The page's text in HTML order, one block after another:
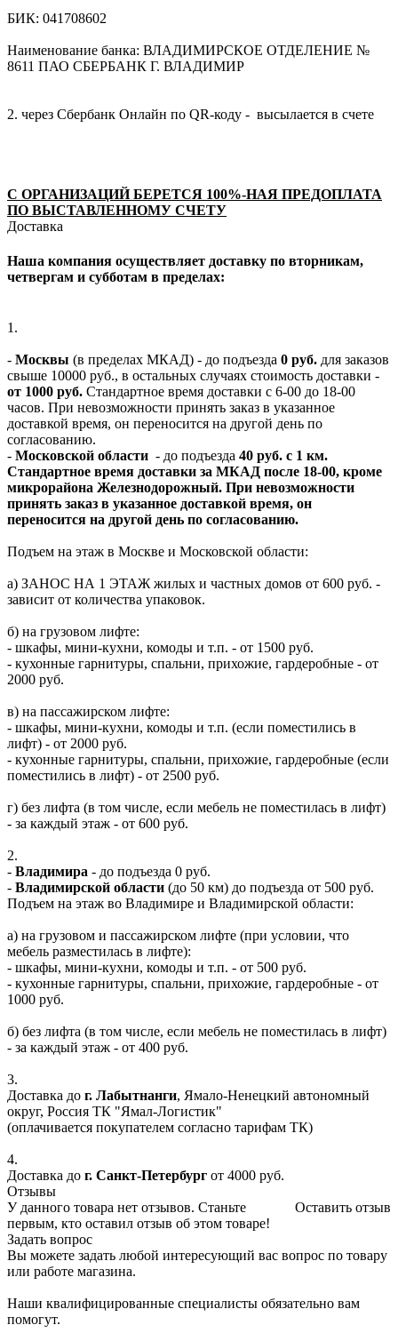
БИК: 041708602
Наименование банка: ВЛАДИМИРСКОЕ ОТДЕЛЕНИЕ №
8611 ПАО СБЕРБАНК Г. ВЛАДИМИР
2. через Сбербанк Онлайн по QR-коду - высылается в счете
С ОРГАНИЗАЦИЙ БЕРЕТСЯ 100%-НАЯ ПРЕДОПЛАТА
ПО ВЫСТАВЛЕННОМУ СЧЕТУ
Доставка
Наша компания осуществляет доставку по вторникам,
четвергам и субботам в пределах:
1.
- Москвы (в пределах МКАД) - до подъезда 0 руб. для заказов
свыше 10000 руб., в остальных случаях стоимость доставки -
от 1000 руб. Стандартное время доставки с 6-00 до 18-00
часов. При невозможности принять заказ в указанное
доставкой время, он переносится на другой день по
согласованию.
- Московской области - до подъезда 40 руб. с 1 км.
Стандартное время доставки за МКАД после 18-00, кроме
микрорайона Железнодорожный. При невозможности
принять заказ в указанное доставкой время, он
переносится на другой день по согласованию.
Подъем на этаж в Москве и Московской области:
а) ЗАНОС НА 1 ЭТАЖ жилых и частных домов от 600 руб. -
зависит от количества упаковок.
б) на грузовом лифте:
- шкафы, мини-кухни, комоды и т.п. - от 1500 руб.
- кухонные гарнитуры, спальни, прихожие, гардеробные - от
2000 руб.
в) на пассажирском лифте:
- шкафы, мини-кухни, комоды и т.п. (если поместились в
лифт) - от 2000 руб.
- кухонные гарнитуры, спальни, прихожие, гардеробные (если
поместились в лифт) - от 2500 руб.
г) без лифта (в том числе, если мебель не поместилась в лифт)
- за каждый этаж - от 600 руб.
2.
- Владимира - до подъезда 0 руб.
- Владимирской области (до 50 км) до подъезда от 500 руб.
Подъем на этаж во Владимире и Владимирской области:
а) на грузовом и пассажирском лифте (при условии, что
мебель разместилась в лифте):
- шкафы, мини-кухни, комоды и т.п. - от 500 руб.
- кухонные гарнитуры, спальни, прихожие, гардеробные - от
1000 руб.
б) без лифта (в том числе, если мебель не поместилась в лифт)
- за каждый этаж - от 400 руб.
3.
Доставка до г. Лабытнанги, Ямало-Ненецкий автономный
округ, Россия ТК "Ямал-Логистик"
(оплачивается покупателем согласно тарифам ТК)
4.
Доставка до г. Санкт-Петербург от 4000 руб.
Отзывы
Оставить отзыв
У данного товара нет отзывов. Станьте
первым, кто оставил отзыв об этом товаре!
Задать вопрос
Вы можете задать любой интересующий вас вопрос по товару
или работе магазина.
Наши квалифицированные специалисты обязательно вам
помогут.